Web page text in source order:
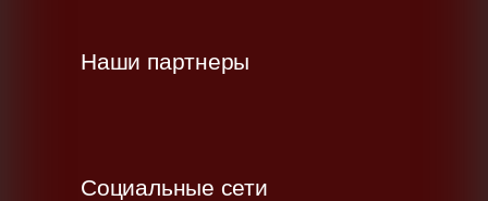
Наши партнеры
Социальные сети